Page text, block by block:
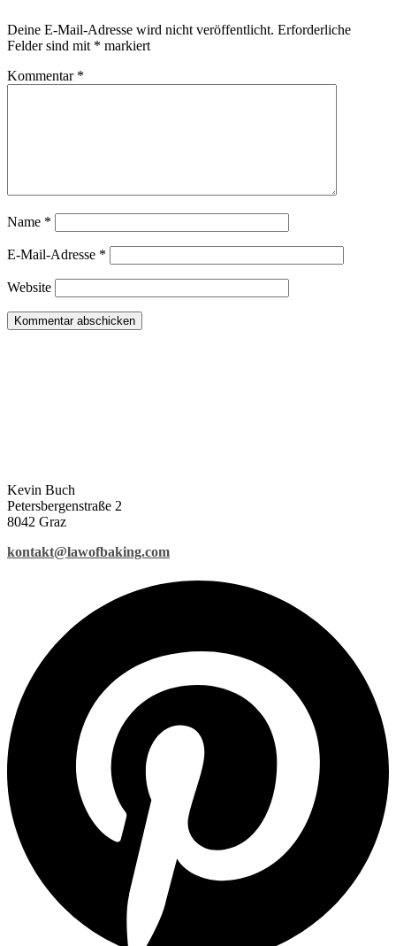
Deine E-Mail-Adresse wird nicht veröffentlicht. Erforderliche
Felder sind mit * markiert
Kommentar *
Name *
E-Mail-Adresse *
Website
Kevin Buch
Petersbergenstraße 2
8042 Graz
kontakt@lawofbaking.com